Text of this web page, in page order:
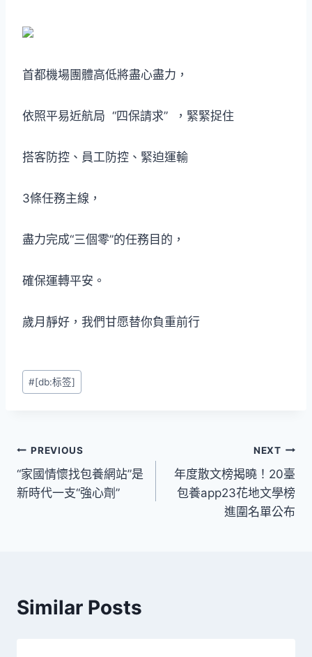
首都機場團體高低將盡心盡力，
依照平易近航局 “四保請求” ，緊緊捉住
搭客防控、員工防控、緊迫運輸
3條任務主線，
盡力完成“三個零”的任務目的，
確保運轉平安。
歲月靜好，我們甘愿替你負重前行
Post
Tags:
#[db:标签]
文
章
PREVIOUS
“家國情懷找包養網站”是
新時代一支“強心劑”
NEXT
年度散文榜揭曉！20臺
包養app23花地文學榜
進圍名單公布
Similar Posts